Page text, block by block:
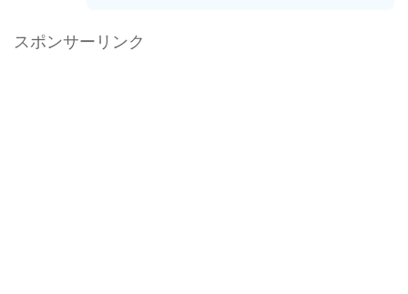
スポンサーリンク